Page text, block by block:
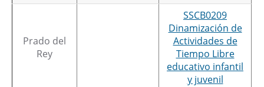
Prado del
Rey
SSCB0209
Dinamización de
Actividades de
Tiempo Libre
educativo infantil
y juvenil